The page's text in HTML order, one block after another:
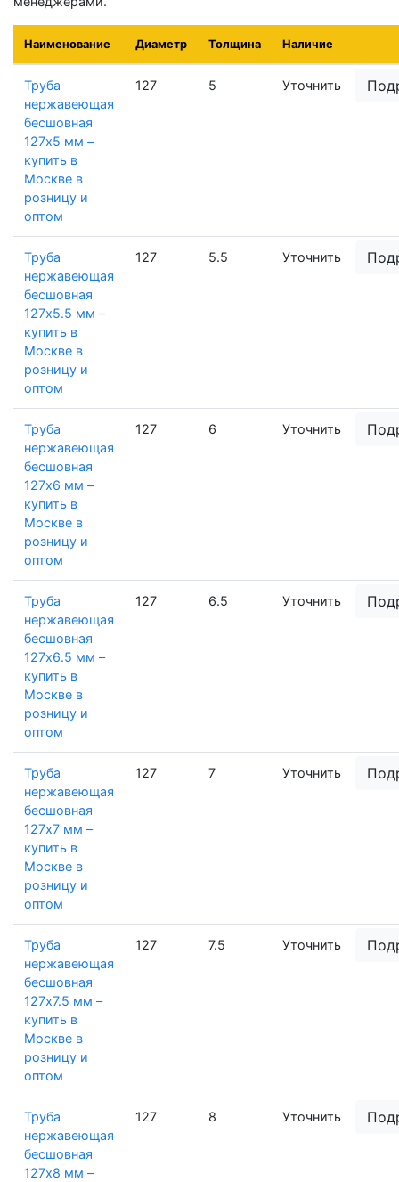
Наименование Диаметр Толщина Наличие
Труба
нержавеющая
бесшовная
127х5 мм –
купить в
Москве в
розницу и
оптом
127 5 Уточнить
Труба
нержавеющая
бесшовная
127х5.5 мм –
купить в
Москве в
розницу и
оптом
127 5.5 Уточнить
Труба
нержавеющая
бесшовная
127х6 мм –
купить в
Москве в
розницу и
оптом
127 6 Уточнить
Труба
нержавеющая
бесшовная
127х6.5 мм –
купить в
Москве в
розницу и
оптом
127 6.5 Уточнить
Труба
нержавеющая
бесшовная
127х7 мм –
купить в
Москве в
розницу и
оптом
127 7 Уточнить
Труба
нержавеющая
бесшовная
127х7.5 мм –
купить в
Москве в
розницу и
оптом
127 7.5 Уточнить
Труба
нержавеющая
бесшовная
127х8 мм –
127 8 Уточнить